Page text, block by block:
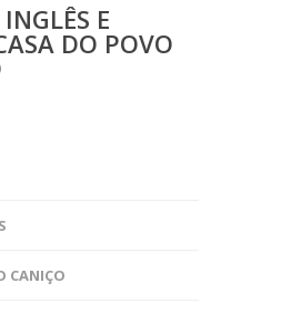
E
DO POVO
CANIÇO